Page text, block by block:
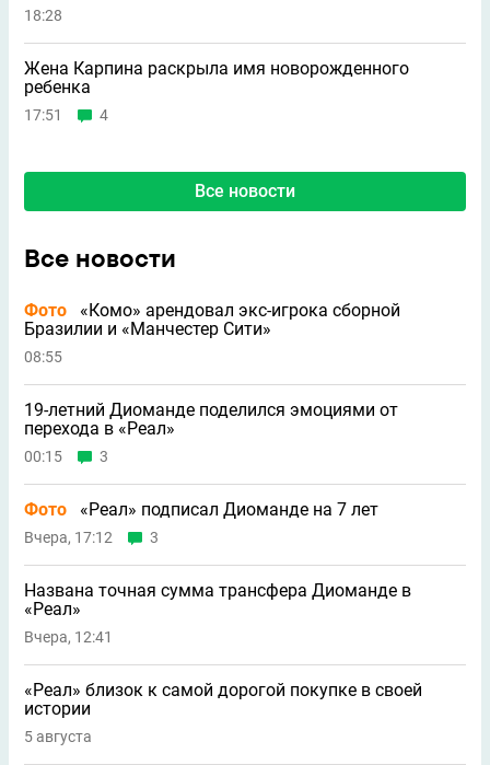
18:28
Жена Карпина раскрыла имя новорождeнного
ребeнка
17:51 4
Все новости
Все новости
Фото
«Комо» арендовал экс-игрока сборной
Бразилии и «Манчестер Сити»
08:55
19-летний Диоманде поделился эмоциями от
перехода в «Реал»
00:15 3
Фото «Реал» подписал Диоманде на 7 лет
Вчера, 17:12 3
Названа точная сумма трансфера Диоманде в
«Реал»
Вчера, 12:41
«Реал» близок к самой дорогой покупке в своей
истории
5 августа